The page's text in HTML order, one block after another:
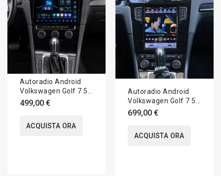
Autoradio Android
Volkswagen Golf 7 5G
2012-2020 Apple
CarPlay 10 pollici
499,00 €
ACQUISTA ORA
Autoradio Android
Volkswagen Golf 7 5G
2012-2020 Apple
CarPlay 12,5 pollici
699,00 €
ACQUISTA ORA